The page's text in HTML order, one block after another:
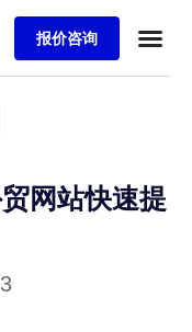
报价咨询
网站快速提